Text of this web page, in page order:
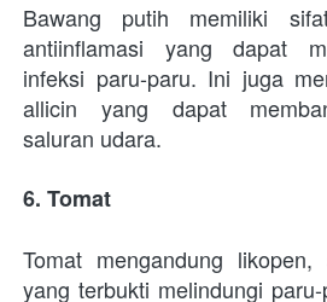
Bawang putih memiliki
antiinflamasi yang dapat
infeksi paru-paru. Ini juga
allicin yang dapat
saluran udara.
6. Tomat
Tomat mengandung likopen,
yang terbukti melindungi